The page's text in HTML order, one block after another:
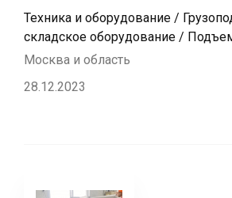
Техника и оборудование /
складское оборудование /
Москва и область
28.12.2023